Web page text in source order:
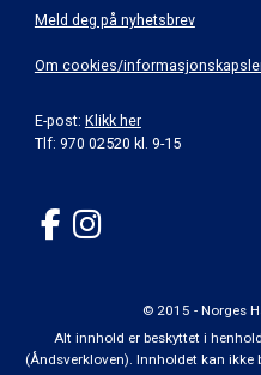
Meld deg på nyhetsbrev
Om cookies/
E-post: Klikk her
Tlf: 970 02520 kl. 9-15
© 2015 - Norges
Alt innhold er beskyttet i
(Åndsverkloven). Innholdet kan